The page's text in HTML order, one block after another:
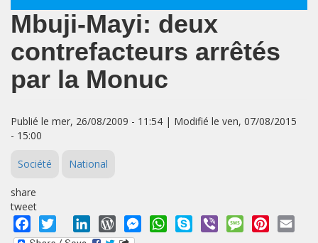
Mbuji-Mayi: deux
contrefacteurs arrêtés
par la Monuc
Publié le mer, 26/08/2009 - 11:54 | Modifié le ven, 07/08/2015
- 15:00
Société National
share
tweet
Facebook
Twitter LinkedInWordPressMessengerWhatsApp
Skype Viber MessagePinterest